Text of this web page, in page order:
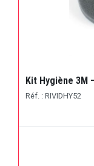
Kit Hygiène 3M
Réf. : RIVIDHY52